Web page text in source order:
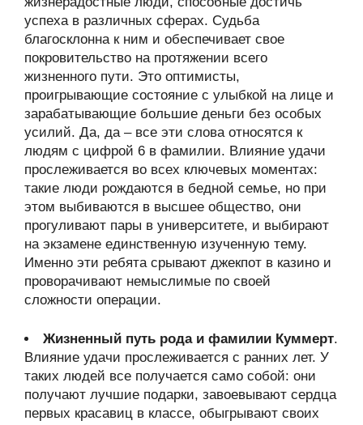
успеха в различных сферах. Судьба
благосклонна к ним и обеспечивает свое
покровительство на протяжении всего
жизненного пути. Это оптимисты,
проигрывающие состояние с улыбкой на лице и
зарабатывающие большие деньги без особых
усилий. Да, да – все эти слова относятся к
людям с цифрой 6 в фамилии. Влияние удачи
прослеживается во всех ключевых моментах:
такие люди рождаются в бедной семье, но при
этом выбиваются в высшее общество, они
прогуливают пары в университете, и выбирают
на экзамене единственную изученную тему.
Именно эти ребята срывают джекпот в казино и
проворачивают немыслимые по своей
сложности операции.
Жизненный путь рода и фамилии Куммерт.
Влияние удачи прослеживается с ранних лет. У
таких людей все получается само собой: они
получают лучшие подарки, завоевывают сердца
первых красавиц в классе, обыгрывают своих